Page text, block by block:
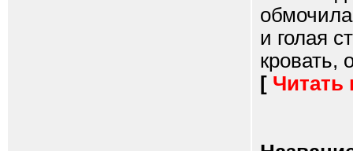
и голая
кровать,
[ Читать